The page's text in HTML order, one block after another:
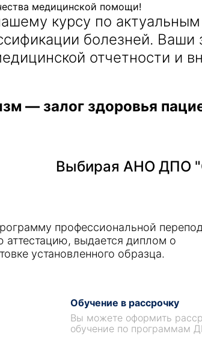
медицинской помощи!
курсу по
болезней. Ваши
отчетности и
— залог здоровья
Выбирая АНО ДПО
профессиональной
выдается диплом о
установленного образца.
Обучение в рассрочку
Вы можете оформить
обучение по программам